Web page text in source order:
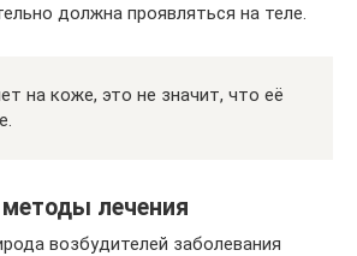
должна проявляться на теле.
на коже, это не значит, что её
лечения
возбудителей заболевания